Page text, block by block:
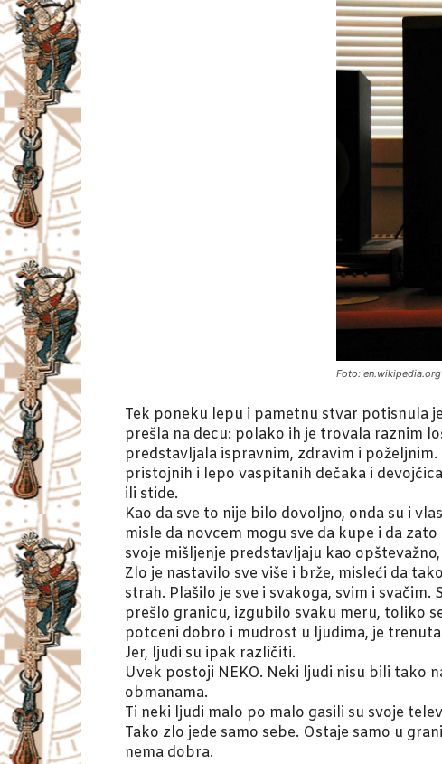
Foto: en.wikipedia.org
Tek poneku lepu i pametnu stvar potisnula
prešla na decu: polako ih je trovala raznim
predstavljala ispravnim, zdravim i
pristojnih i lepo vaspitanih dečaka i
ili stide.
Kao da sve to nije bilo dovoljno, onda su i
misle da novcem mogu sve da kupe i da
svoje mišljenje predstavljaju kao
Zlo je nastavilo sve više i brže, misleći da
strah. Plašilo je sve i svakoga, svim i
prešlo granicu, izgubilo svaku meru, toliko
potceni dobro i mudrost u ljudima, je
Jer, ljudi su ipak različiti.
Uvek postoji NEKO. Neki ljudi nisu bili tako
obmanama.
Ti neki ljudi malo po malo gasili su svoje
Tako zlo jede samo sebe. Ostaje samo u
nema dobra.